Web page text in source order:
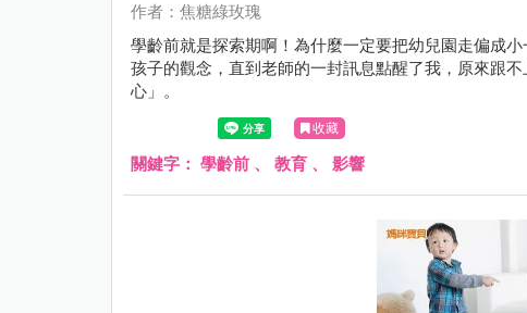
作者：焦糖綠玫瑰
學齡前就是探索期啊！為什麼一定要把幼兒園走偏成
孩子的觀念，直到老師的一封訊息點醒了我，原來跟
心」。
收藏
關鍵字： 學齡前 、 教育 、 影響